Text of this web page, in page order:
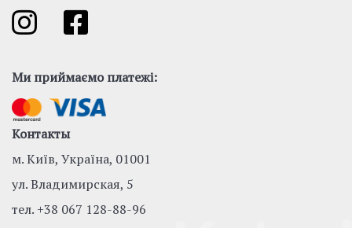
Ми приймаємо платежі:
Контакты
м. Київ, Україна, 01001
ул. Владимирская, 5
тел. +38 067 128-88-96